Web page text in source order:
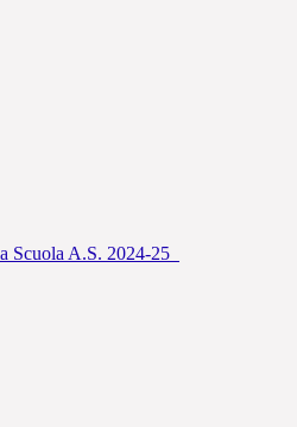
Scuola A.S. 2024-25